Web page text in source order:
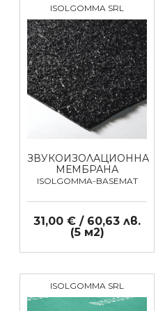
ISOLGOMMA SRL
ЗВУКОИЗОЛАЦИОННА
МЕМБРАНА
ISOLGOMMA-BASEMAT
31,00 € / 60,63 лв.
(5 м2)
ISOLGOMMA SRL